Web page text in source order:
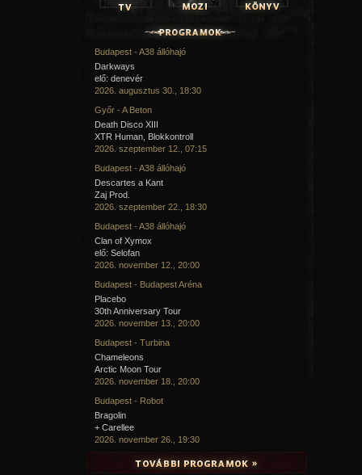
Budapest - A38 állóhajó
Darkways
elő: denevér
2026. augusztus 30., 18:30
Győr - A Beton
Death Disco XIII
XTR Human, Blokkontroll
2026. szeptember 12., 07:15
Budapest - A38 állóhajó
Descartes a Kant
Zaj Prod.
2026. szeptember 22., 18:30
Budapest - A38 állóhajó
Clan of Xymox
elő: Selofan
2026. november 12., 20:00
Budapest - Budapest Aréna
Placebo
30th Anniversary Tour
2026. november 13., 20:00
Budapest - Turbina
Chameleons
Arctic Moon Tour
2026. november 18., 20:00
Budapest - Robot
Bragolin
+ Carellee
2026. november 26., 19:30